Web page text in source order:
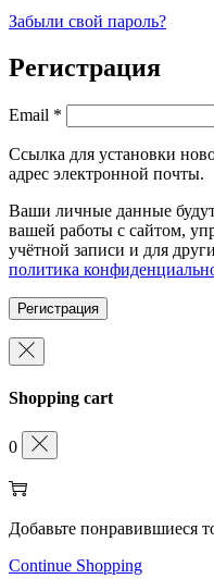
Забыли свой пароль?
Регистрация
Email *
Ссылка для установки
адрес электронной почты.
Ваши личные данные
вашей работы с сайтом,
учётной записи и для
политика
Регистрация
Shopping cart
0
Добавьте понравившиеся
Continue Shopping